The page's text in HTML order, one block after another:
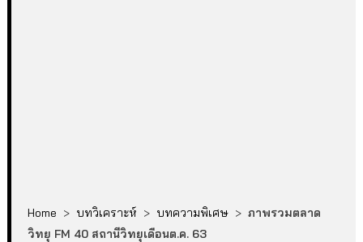
Home > บทวิเคราะห์ > บทความพิเศษ > ภาพรวมตลาด
วิทยุ FM 40 สถานีวิทยุเดือนต.ค. 63